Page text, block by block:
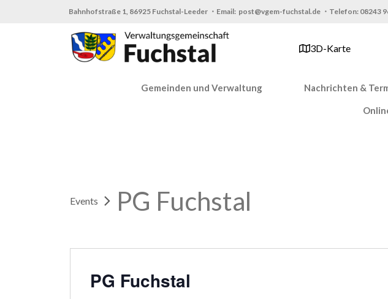
Bahnhofstraße 1, 86925 Fuchstal-Leeder ・Email: post@vgem-fuchstal.de ・Telefon: 08243
3D-Karte
Gemeinden und Verwaltung Nachrichten &
Events PG Fuchstal
PG Fuchstal